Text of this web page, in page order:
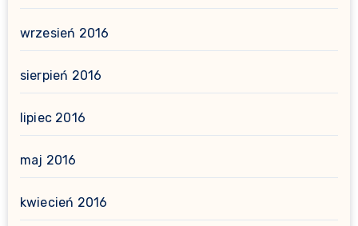
wrzesień 2016
sierpień 2016
lipiec 2016
maj 2016
kwiecień 2016